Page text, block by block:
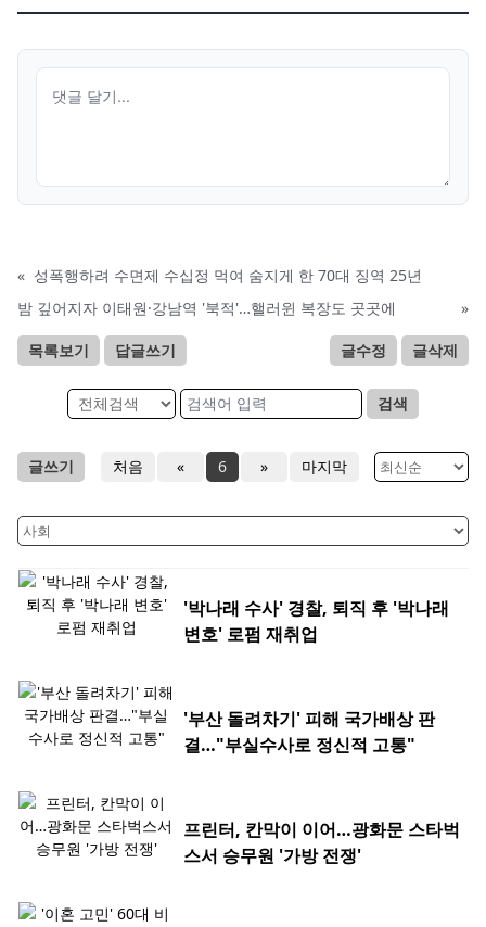
« 성폭행하려 수면제 수십정 먹여 숨지게 한 70대 징역 25년
밤 깊어지자 이태원·강남역 '북적'…핼러윈 복장도 곳곳에
»
목록보기 답글쓰기 글수정 글삭제
검색
글쓰기 처음 « 6 » 마지막
'박나래 수사' 경찰, 퇴직 후 '박나래
변호' 로펌 재취업
'부산 돌려차기' 피해 국가배상 판
결…"부실수사로 정신적 고통"
프린터, 칸막이 이어…광화문 스타벅
스서 승무원 '가방 전쟁'